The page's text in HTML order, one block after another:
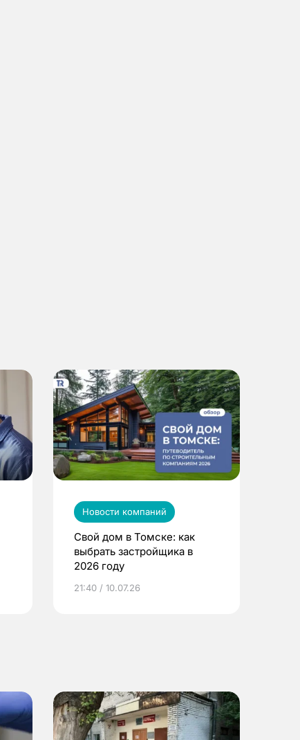
Новости компаний
Свой дом в Томске: как
выбрать застройщика в
2026 году
21:40 / 10.07.26